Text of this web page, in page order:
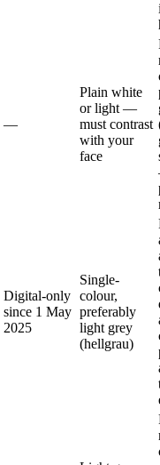
—
Plain white
or light —
must contrast
with your
face
Digital-only
since 1 May
2025
Single-
colour,
preferably
light grey
(hellgrau)